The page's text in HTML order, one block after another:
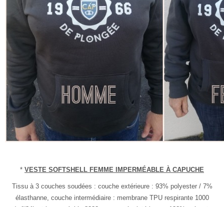
* VESTE SOFTSHELL FEMME IMPERMÉABLE À CAPUCHE
Tissu à 3 couches soudées : couche extérieure : 93% polyester / 7%
élasthanne, couche intermédiaire : membrane TPU respirante 1000